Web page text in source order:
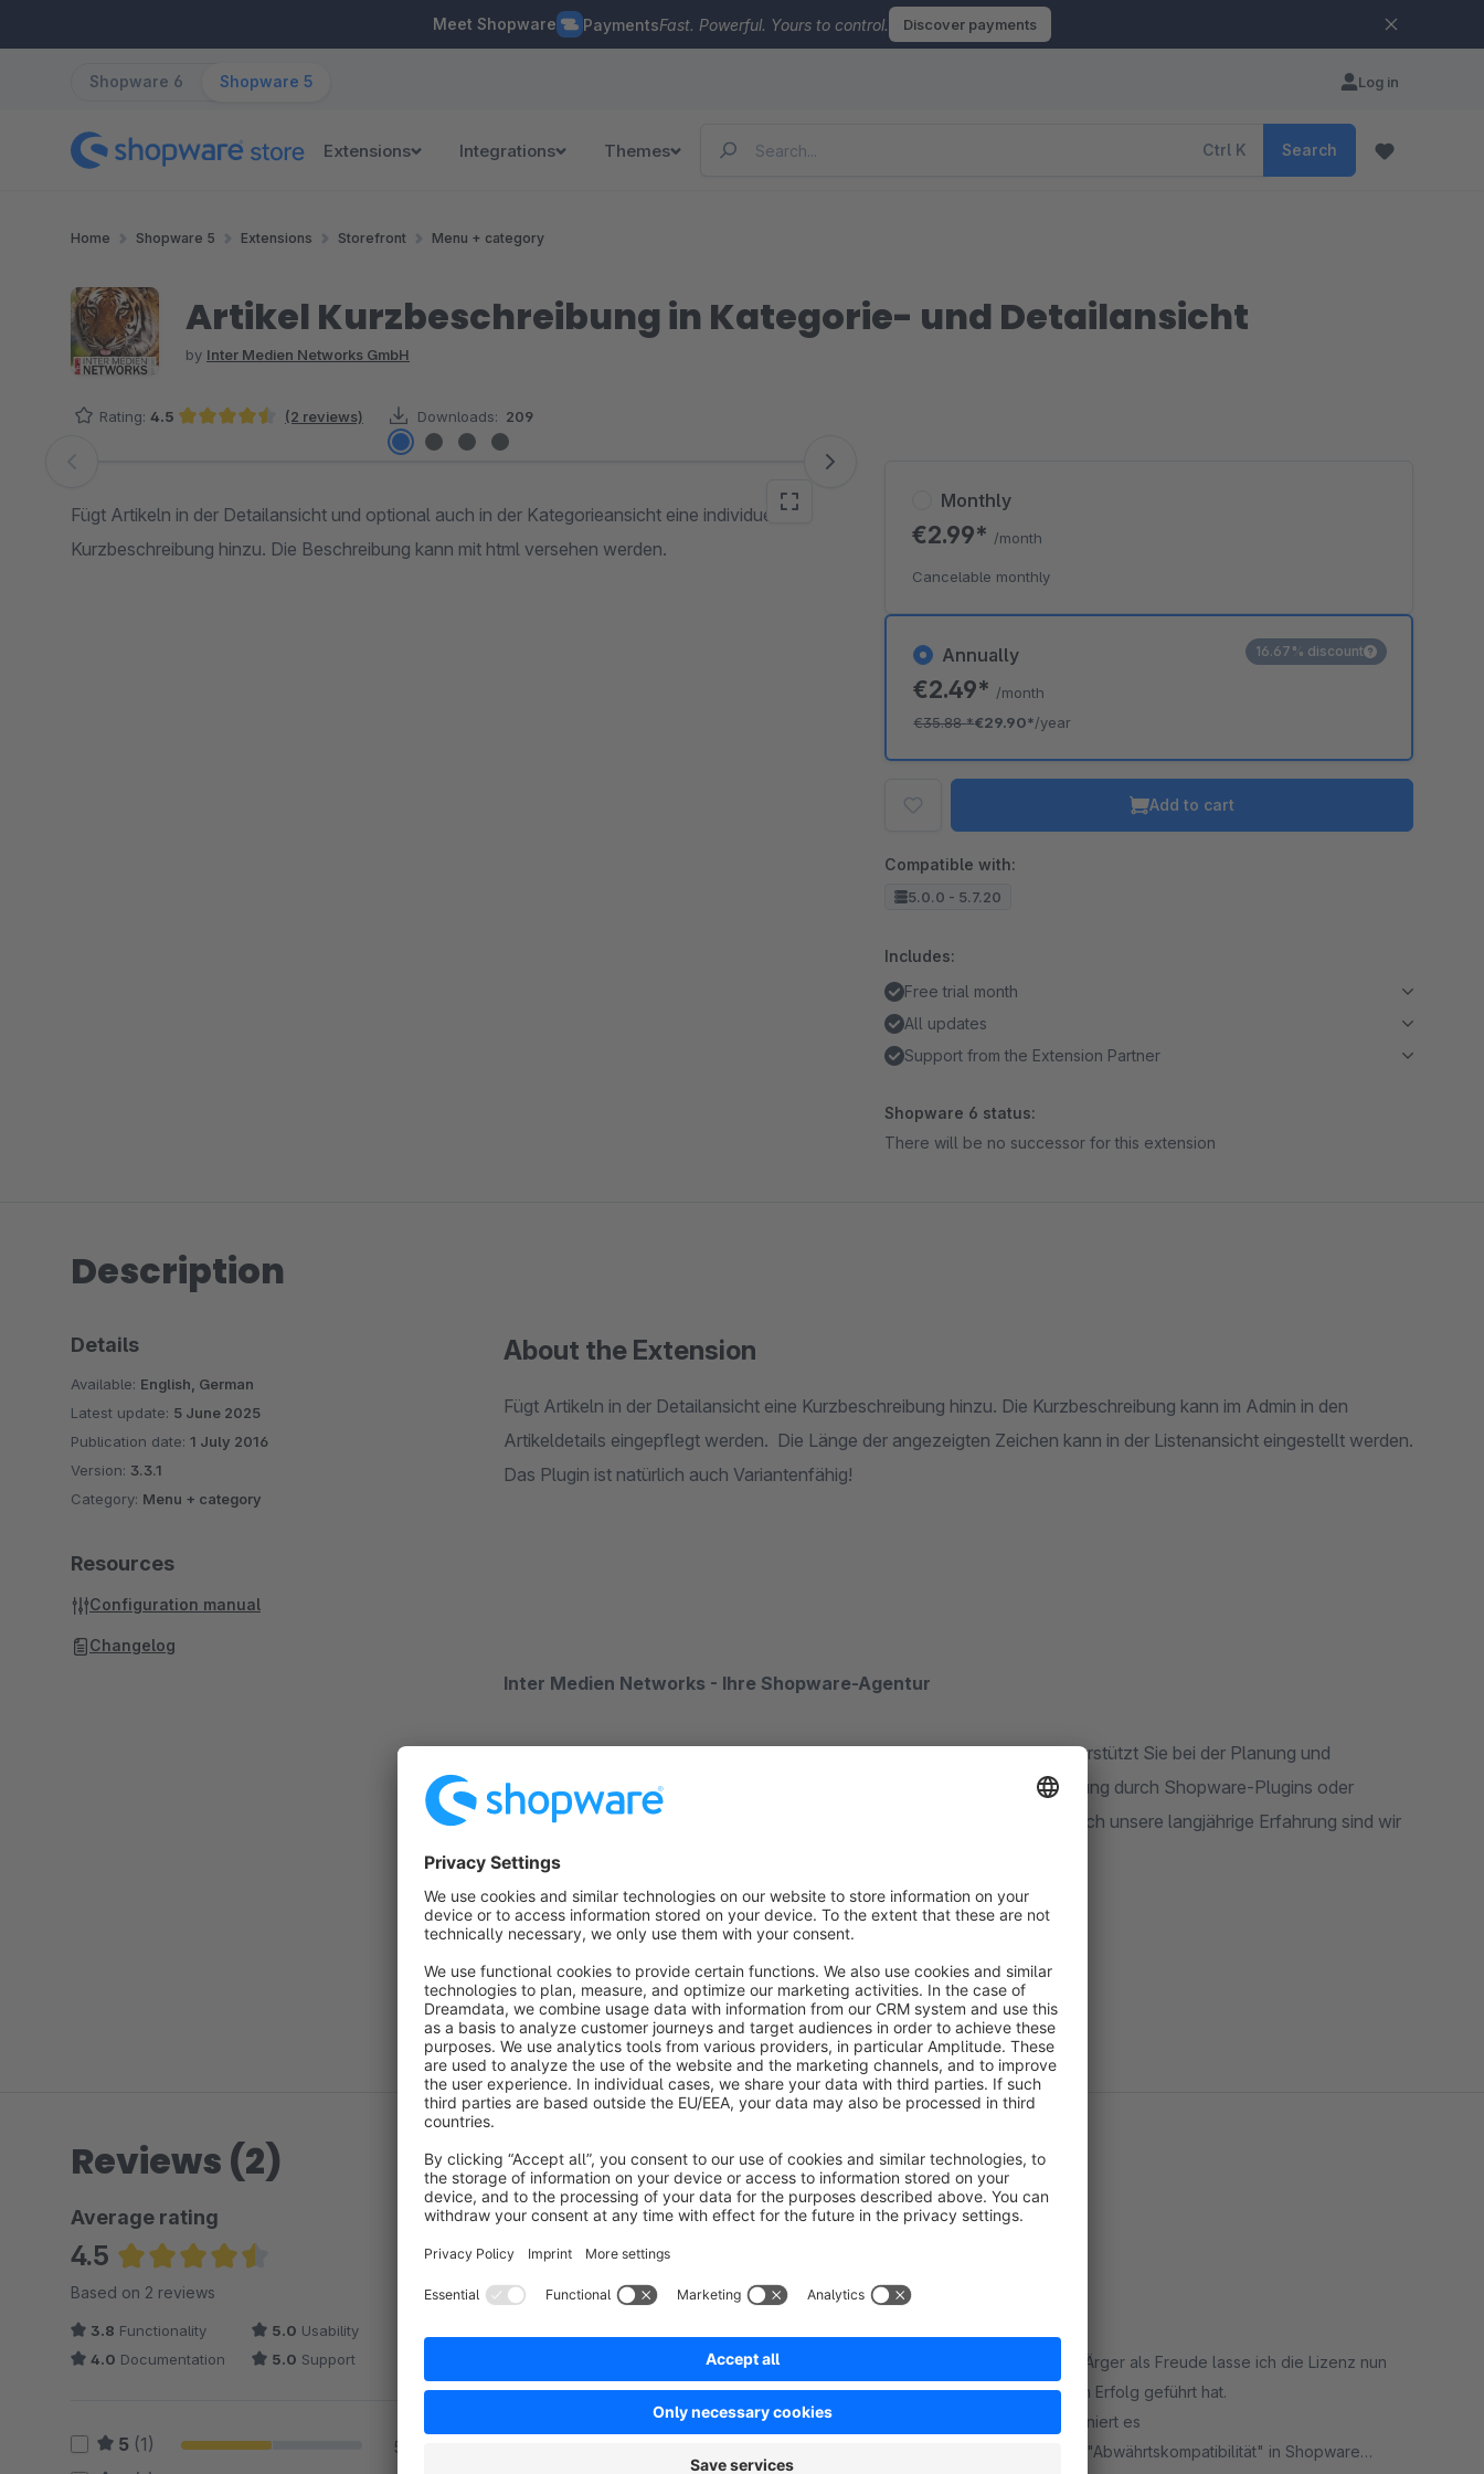
Meet Shopware PaymentsFast. Powerful. Yours to control. Discover payments
Shopware 6 Shopware 5 Log in
Extensions Integrations Themes Ctrl K Search
Home Shopware 5 Extensions Storefront Menu + category
Artikel Kurzbeschreibung in Kategorie- und Detailansicht
by Inter Medien Networks GmbH
Rating: 4.5 (2 reviews) Downloads: 209
Skip image gallery
Fügt Artikeln in der Detailansicht und optional auch in der Kategorieansicht eine individuelle
Kurzbeschreibung hinzu. Die Beschreibung kann mit html versehen werden.
Annually
€2.49* /month
€35.88*€29.90*/year
16.67% discount
Monthly
€2.99* /month
Cancelable monthly
Add to cart
Compatible with:
5.0.0 - 5.7.20
Includes:
Free trial month
All updates
Support from the Extension Partner
Shopware 6 status:
There will be no successor for this extension
Description
About the Extension
Fügt Artikeln in der Detailansicht eine Kurzbeschreibung hinzu. Die Kurzbeschreibung kann im Admin in den
Artikeldetails eingepflegt werden. Die Länge der angezeigten Zeichen kann in der Listenansicht eingestellt werden.
Das Plugin ist natürlich auch Variantenfähig!
Inter Medien Networks - Ihre Shopware-Agentur
Inter Medien Networks ist Ihr professioneller Shopware-Partner und unterstützt Sie bei der Planung und
Umsetzung. Egal ob Relaunch eines vorhandenen Onlineshops, Erweiterung durch Shopware-Plugins oder
komplett neue Konzeption und Realisierung eines Shopware-Shops – durch unsere langjährige Erfahrung sind wir
in der Lage auch anspruchsvollste Ideen umzusetzen.
www.inter-medien.com
Details
Available: English, German
Latest update: 5 June 2025
Publication date: 1 July 2016
Version: 3.3.1
Category: Menu + category
Resources
Configuration manual
Changelog
Reviews (2)
Average rating
4.5
Average rating of 4.5 out of 5 stars
Based on 2 reviews
3.8 Functionality 5.0 Usability
4.0 Documentation 5.0 Support
5 (1) 50 %
Sort by
50% Funktion
Average rating of 4 out of 5 stars
Mal funktionierts, mal wieder nicht, ich gebe es jetzt auf. Nach 11 Monaten mehr Ärger als Freude lasse ich die Lizenz nun
auslaufen. Dank an den Support für seine Bemühungen, auch wenn es nicht zum Erfolg geführt hat.
Hauptproblem: Die Anzeige im Listing tuts nicht. Auf der Artikeldetailseite funktioniert es
Also wer auf die Listingfunktion verzichten kann (kann man ja auch die Funktion "Abwährtskompatibilität" in Shopware